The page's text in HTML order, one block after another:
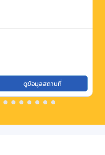
ดูข้อมูลสถานที่